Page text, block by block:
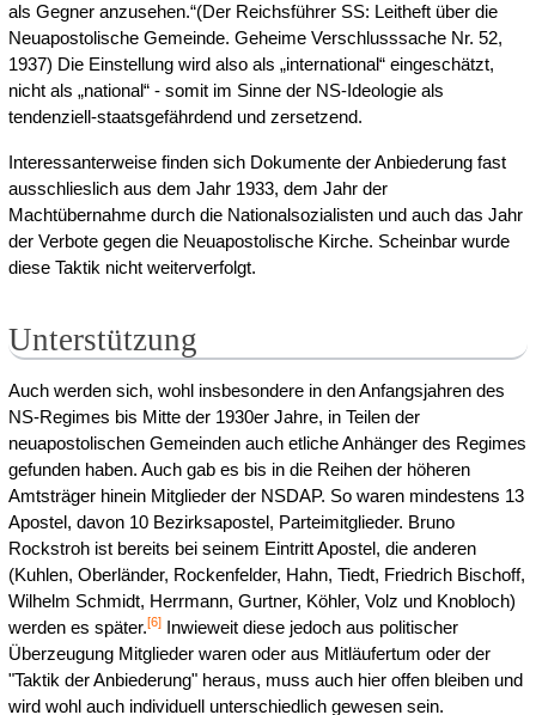
als Gegner anzusehen.“(Der Reichsführer SS: Leitheft über die
Neuapostolische Gemeinde. Geheime Verschlusssache Nr. 52,
1937) Die Einstellung wird also als „international“ eingeschätzt,
nicht als „national“ - somit im Sinne der NS-Ideologie als
tendenziell-staatsgefährdend und zersetzend.
Interessanterweise finden sich Dokumente der Anbiederung fast
ausschlieslich aus dem Jahr 1933, dem Jahr der
Machtübernahme durch die Nationalsozialisten und auch das Jahr
der Verbote gegen die Neuapostolische Kirche. Scheinbar wurde
diese Taktik nicht weiterverfolgt.
Unterstützung
Auch werden sich, wohl insbesondere in den Anfangsjahren des
NS-Regimes bis Mitte der 1930er Jahre, in Teilen der
neuapostolischen Gemeinden auch etliche Anhänger des Regimes
gefunden haben. Auch gab es bis in die Reihen der höheren
Amtsträger hinein Mitglieder der NSDAP. So waren mindestens 13
Apostel, davon 10 Bezirksapostel, Parteimitglieder. Bruno
Rockstroh ist bereits bei seinem Eintritt Apostel, die anderen
(Kuhlen, Oberländer, Rockenfelder, Hahn, Tiedt, Friedrich Bischoff,
Wilhelm Schmidt, Herrmann, Gurtner, Köhler, Volz und Knobloch)
werden es später.[6]Inwieweit diese jedoch aus politischer
Überzeugung Mitglieder waren oder aus Mitläufertum oder der
"Taktik der Anbiederung" heraus, muss auch hier offen bleiben und
wird wohl auch individuell unterschiedlich gewesen sein.